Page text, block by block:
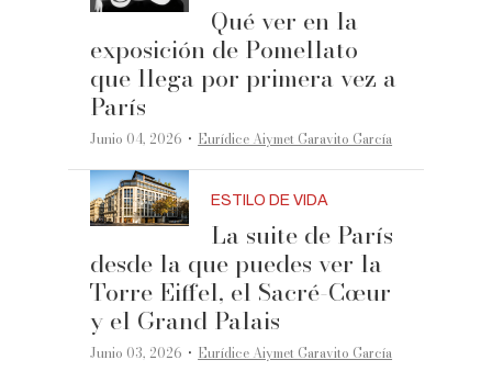
Qué ver en la
exposición de Pomellato
que llega por primera vez a
París
Junio 04, 2026 ·Eurídice Aiymet Garavito García
ESTILO DE VIDA
La suite de París
desde la que puedes ver la
Torre Eiffel, el Sacré-Cœur
y el Grand Palais
Junio 03, 2026 ·Eurídice Aiymet Garavito García